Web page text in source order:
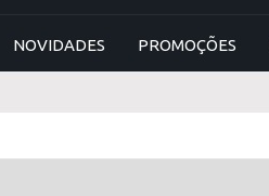
NOVIDADES PROMOÇÕES